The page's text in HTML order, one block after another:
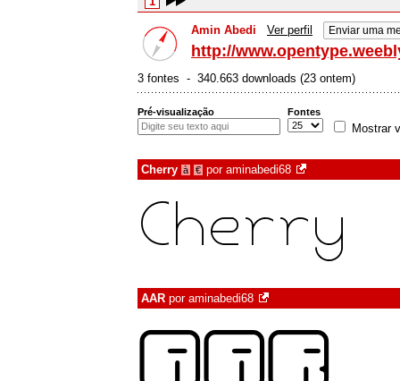
Amin Abedi Ver perfil Enviar uma
http://
3 fontes - 340.663 downloads (23 ontem)
Pré-visualização Fontes
Mostrar
Cherry à € por aminabedi68
AAR por aminabedi68